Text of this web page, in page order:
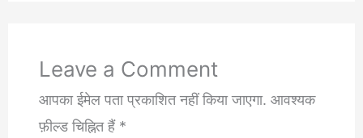
Leave a Comment
आपका ईमेल पता प्रकाशित नहीं किया जाएगा. आवश्यक
फ़ील्ड चिह्नित हैं *